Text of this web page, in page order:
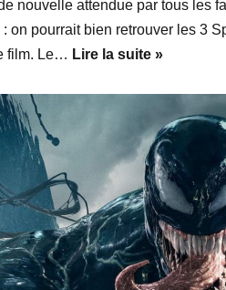
nouvelle attendue par tous les
: on pourrait bien retrouver les 3
film. Le… Lire la suite »